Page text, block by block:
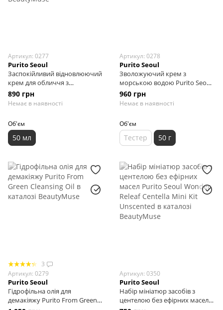
Артикул: 0277
Purito Seoul
Заспокійливий відновлюючий
крем для обличчя з
центеллою Purito SEOUL
Wonder Releaf Centella Cream,
890 грн
Немає в наявності
Об'єм
50 мл
Артикул: 0278
Purito Seoul
Зволожуючий крем з
морською водою Purito Seoul
Hydro Wave Deep Sea Cream,
50 мл
960 грн
Немає в наявності
Об'єм
Тестер 50 г
3
Артикул: 0279
Purito Seoul
Гідрофільна олія для
демакіяжу Purito From Green
Артикул: 0350
Purito Seoul
Набір мініатюр засобів з
центелою без ефірних масел